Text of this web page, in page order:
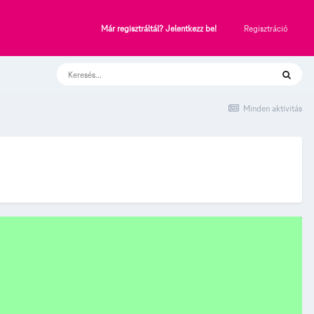
Már regisztráltál? Jelentkezz be! Regisztráció
Minden aktivitás